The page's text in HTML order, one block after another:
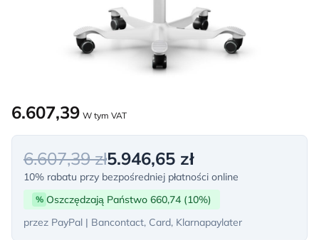
6.607,39 W tym VAT
6.607,39 zł5.946,65 zł
10% rabatu przy bezpośredniej płatności online
% Oszczędzają Państwo 660,74 (10%)
przez PayPal | Bancontact, Card, Klarnapaylater